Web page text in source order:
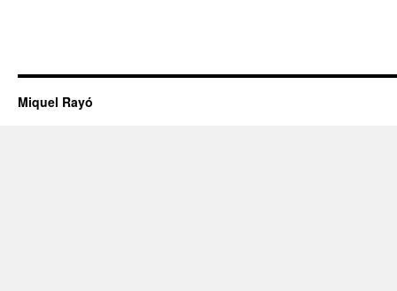
Miquel Rayó